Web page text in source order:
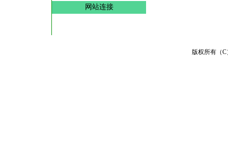
网站连接
版权所有（